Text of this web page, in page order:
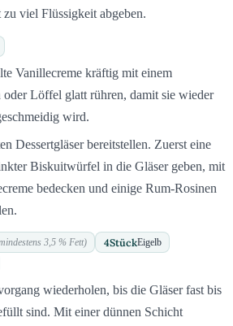
zu viel Flüssigkeit abgeben.
Vanillecreme kräftig mit einem
oder Löffel glatt rühren, damit sie wieder
wird.
Dessertgläser bereitstellen. Zuerst eine
Biskuitwürfel in die Gläser geben, mit
bedecken und einige Rum-Rosinen
3,5 % Fett) 4StückEigelb
wiederholen, bis die Gläser fast bis
sind. Mit einer dünnen Schicht